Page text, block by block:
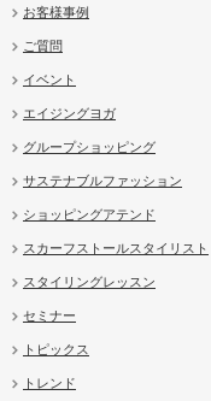
お客様事例
ご質問
イベント
エイジングヨガ
グループショッピング
サステナブルファッション
ショッピングアテンド
スカーフストールスタイリスト
スタイリングレッスン
セミナー
トピックス
トレンド